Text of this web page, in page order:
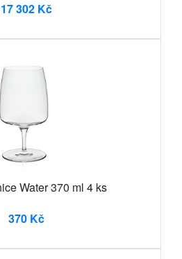
17 302 Kč
Water 370 ml 4 ks
370 Kč